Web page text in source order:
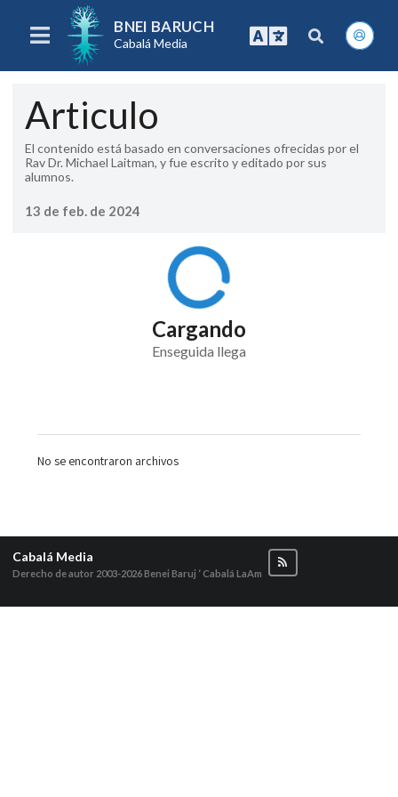
BNEI BARUCH
Cabalá Media
Articulo
El contenido está basado en conversaciones ofrecidas por el
Rav Dr. Michael Laitman, y fue escrito y editado por sus
alumnos.
13 de feb. de 2024
Cargando
Enseguida llega
No se encontraron archivos
Cabalá Media
Derecho de autor 2003-2026Benei Baruj ‘ Cabalá LaAm